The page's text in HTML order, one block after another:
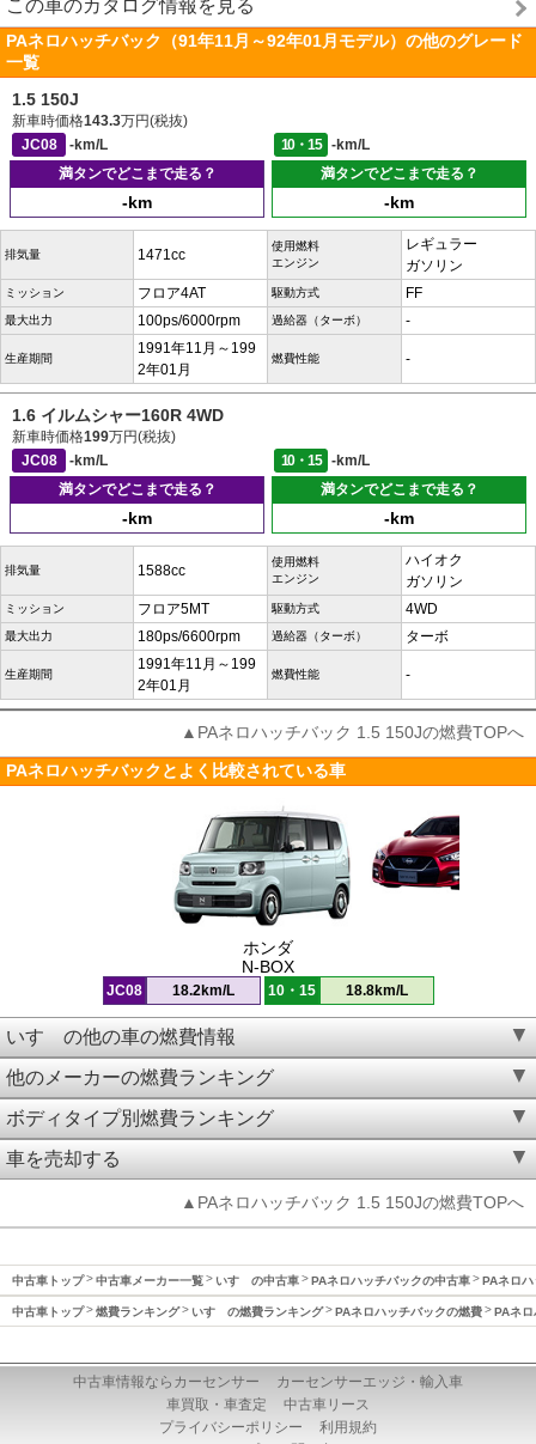
この車のカタログ情報を見る
PAネロハッチバック（91年11月～92年01月モデル）の他のグレード
一覧
1.5 150J
新車時価格143.3万円(税抜)
JC08
-km/L 10・15
-km/L
満タンでどこまで走る？
-km
満タンでどこまで走る？
-km
排気量 1471cc
使用燃料
エンジン
レギュラー
ガソリン
ミッション フロア4AT 駆動方式 FF
最大出力 100ps/6000rpm 過給器（ターボ） -
生産期間
1991年11月～199
2年01月
燃費性能 -
1.6 イルムシャー160R 4WD
新車時価格199万円(税抜)
JC08
-km/L 10・15
-km/L
満タンでどこまで走る？
-km
満タンでどこまで走る？
-km
排気量 1588cc
使用燃料
エンジン
ハイオク
ガソリン
ミッション フロア5MT 駆動方式 4WD
最大出力 180ps/6600rpm 過給器（ターボ） ターボ
生産期間
1991年11月～199
2年01月
燃費性能 -
▲PAネロハッチバック 1.5 150Jの燃費TOPへ
PAネロハッチバックとよく比較されている車
ホンダ
N-BOX
JC08 18.2km/L 10・15 18.8km/L
いすゞの他の車の燃費情報
他のメーカーの燃費ランキング
ボディタイプ別燃費ランキング
車を売却する
▲PAネロハッチバック 1.5 150Jの燃費TOPへ
中古車トップ 中古車メーカー一覧 いすゞの中古車 PAネロハッチバックの中古車 PAネロ
中古車トップ 燃費ランキング いすゞの燃費ランキング PAネロハッチバックの燃費 PAネ
中古車情報ならカーセンサー
カーセンサーエッジ・輸入車
車買取・車査定
中古車リース
プライバシーポリシー
利用規約